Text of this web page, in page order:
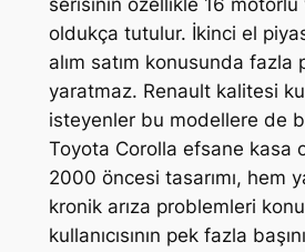
serisinin özellikle 16 motorlu
oldukça tutulur. İkinci el
alım satım konusunda fazla
yaratmaz. Renault kalitesi
isteyenler bu modellere de
Toyota Corolla efsane kasa
2000 öncesi tasarımı, hem
kronik arıza problemleri
kullanıcısının pek fazla